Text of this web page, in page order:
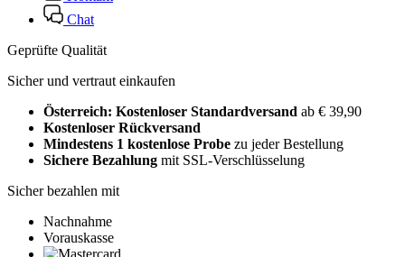
Chat
Geprüfte Qualität
Sicher und vertraut einkaufen
Österreich: Kostenloser Standardversand ab € 39,90
Kostenloser Rückversand
Mindestens 1 kostenlose Probe zu jeder Bestellung
Sichere Bezahlung mit SSL-Verschlüsselung
Sicher bezahlen mit
Nachnahme
Vorauskasse